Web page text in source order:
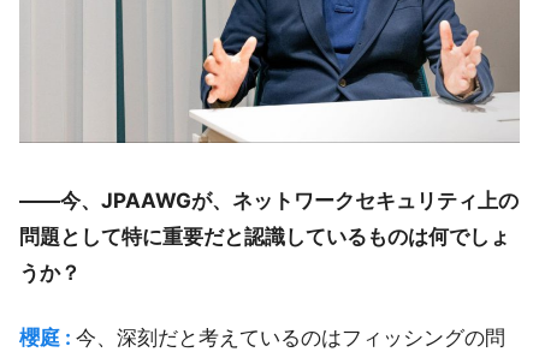
――今、JPAAWGが、ネットワークセキュリティ上の
問題として特に重要だと認識しているものは何でしょ
うか？
櫻庭 : 今、深刻だと考えているのはフィッシングの問